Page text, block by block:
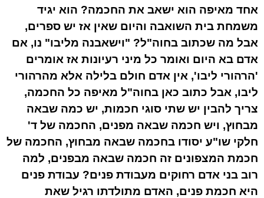
אחד מאיפה הוא ישאב את החכמה? הוא יגיד
משמחת בית השואבה והיום שאין אז יש ספרים,
אבל מה שכתוב בחוה"ל? "וישאבנה מליבו" נו, אם
אדם בא היום ואומר כל מיני רעיונות אז אומרים
'הרהורי ליבו', אין אדם חולם בלילה אלא מהרהורי
ליבו, אבל כתוב כאן בחוה"ל מאיפה כל החכמה,
צריך להבין יש שתי סוגי חכמות, יש כמה שבאה
מבחוץ, ויש חכמה שבאה מפנים, החכמה של ד'
חלקי שו"ע יסודו בחכמה שבאה מבחוץ, החכמה של
חכמת המצפונים זה חכמה שבאה מבפנים, למה
רוב בני אדם רחוקים מעבודת פנים? עבודת פנים
היא חכמת פנים, האדם מתולדתו רגיל שאת